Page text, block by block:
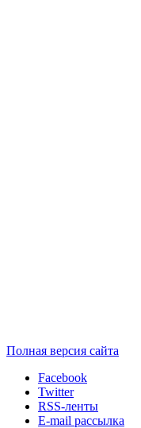
Полная версия сайта
Facebook
Twitter
RSS-ленты
E-mail рассылка